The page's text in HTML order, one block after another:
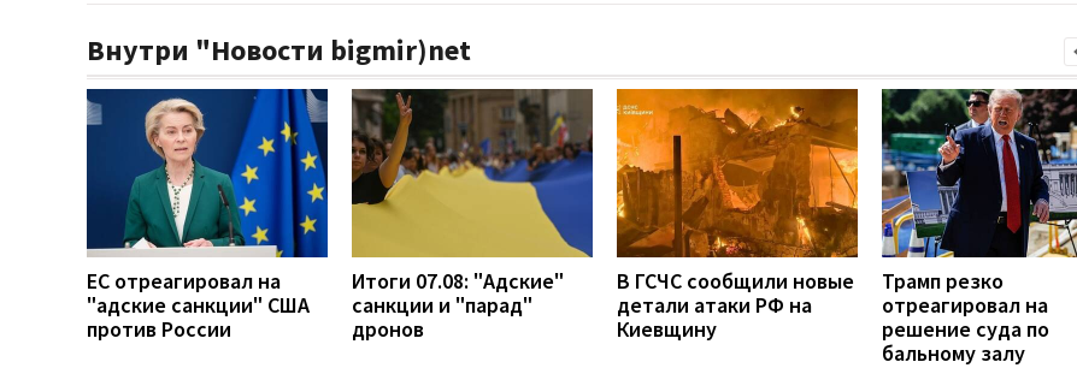
Внутри "Новости bigmir)net
ЕС отреагировал на
"адские санкции" США
против России
Итоги 07.08: "Адские"
санкции и "парад"
дронов
В ГСЧС сообщили новые
детали атаки РФ на
Киевщину
Трамп резко
отреагировал на
решение суда по
бальному залу